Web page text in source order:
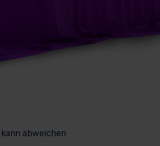
abweichen